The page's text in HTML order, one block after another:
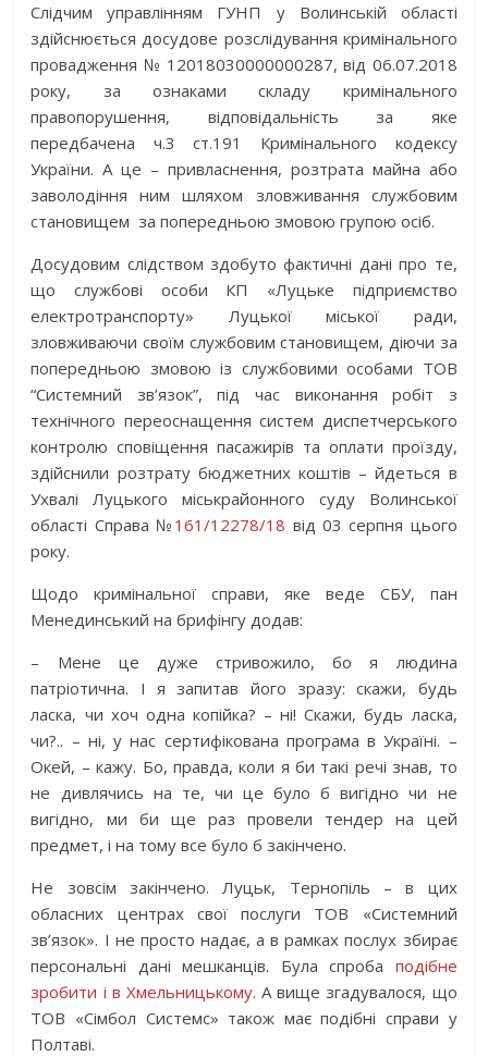
Слідчим управлінням ГУНП у Волинській області
здійснюється досудове розслідування кримінального
провадження № 12018030000000287, від 06.07.2018
року, за ознаками складу кримінального
правопорушення, відповідальність за яке
передбачена ч.3 ст.191 Кримінального кодексу
України. А це – привласнення, розтрата майна або
заволодіння ним шляхом зловживання службовим
становищем за попередньою змовою групою осіб.
Досудовим слідством здобуто фактичні дані про те,
що службові особи КП «Луцьке підприємство
електротранспорту» Луцької міської ради,
зловживаючи своїм службовим становищем, діючи за
попередньою змовою із службовими особами ТОВ
“Системний зв’язок”, під час виконання робіт з
технічного переоснащення систем диспетчерського
контролю сповіщення пасажирів та оплати проїзду,
здійснили розтрату бюджетних коштів – йдеться в
Ухвалі Луцького міськрайонного суду Волинської
області Справа № 161/12278/18 від 03 серпня цього
року.
Щодо кримінальної справи, яке веде СБУ, пан
Менединський на брифінгу додав:
– Мене це дуже стривожило, бо я людина
патріотична. І я запитав його зразу: скажи, будь
ласка, чи хоч одна копійка? – ні! Скажи, будь ласка,
чи?.. – ні, у нас сертифікована програма в Україні. –
Окей, – кажу. Бо, правда, коли я би такі речі знав, то
не дивлячись на те, чи це було б вигідно чи не
вигідно, ми би ще раз провели тендер на цей
предмет, і на тому все було б закінчено.
Не зовсім закінчено. Луцьк, Тернопіль – в цих
обласних центрах свої послуги ТОВ «Системний
зв’язок». І не просто надає, а в рамках послух збирає
персональні дані мешканців. Була спроба подібне
зробити і в Хмельницькому. А вище згадувалося, що
ТОВ «Сімбол Системс» також має подібні справи у
Полтаві.